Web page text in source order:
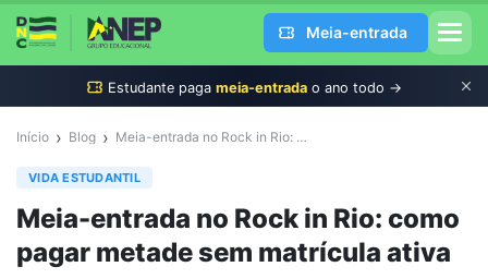
Meia-entrada
Estudante paga meia-entrada o ano todo →
Início › Blog › Meia-entrada no Rock in Rio: como pagar metade sem matrícula ativa
VIDA ESTUDANTIL
Meia-entrada no Rock in Rio: como
pagar metade sem matrícula ativa